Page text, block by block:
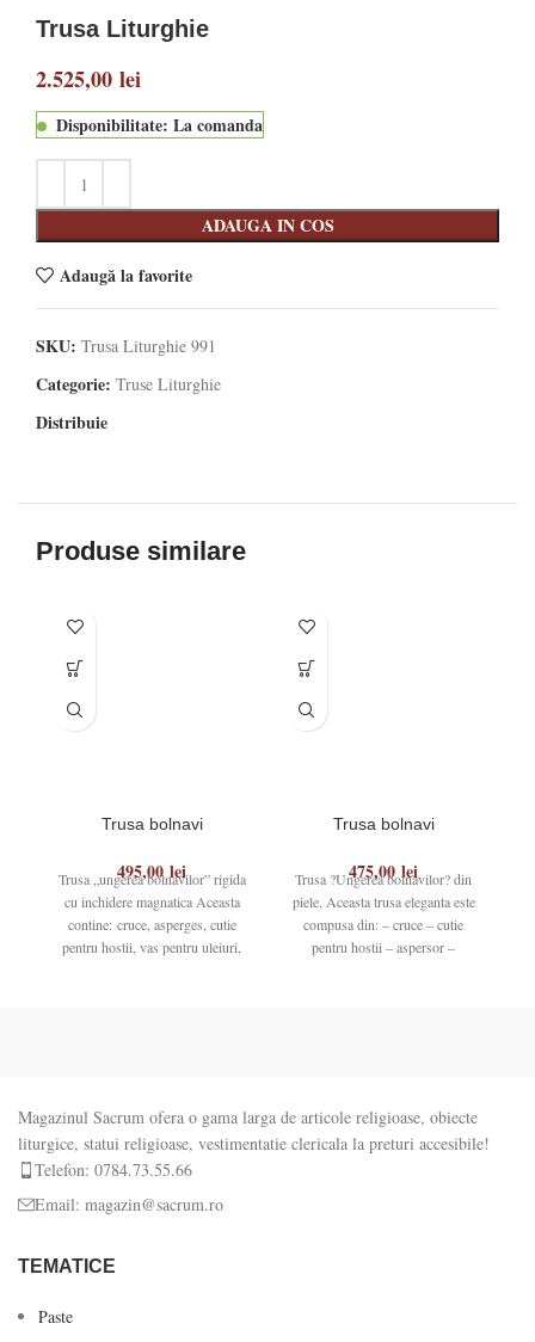
Trusa Liturghie
2.525,00 lei
Disponibilitate: La comanda
ADAUGA IN COS
Adaugă la favorite
SKU: Trusa Liturghie 991
Categorie: Truse Liturghie
Distribuie
Produse similare
Trusa bolnavi
495,00lei
Trusa „ungerea bolnavilor” rigida
cu inchidere magnatica Aceasta
contine: cruce, asperges, cutie
pentru hostii, vas pentru uleiuri,
Trusa bolnavi
475,00lei
Trusa ?Ungerea bolnavilor? din
piele. Aceasta trusa eleganta este
compusa din: – cruce – cutie
pentru hostii – aspersor –
Magazinul Sacrum ofera o gama larga de articole religioase, obiecte
liturgice, statui religioase, vestimentatie clericala la preturi accesibile!
Telefon: 0784.73.55.66
Email: magazin@sacrum.ro
TEMATICE
Paste